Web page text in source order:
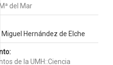
del Mar
Hernández de Elche
de la UMH::Ciencia